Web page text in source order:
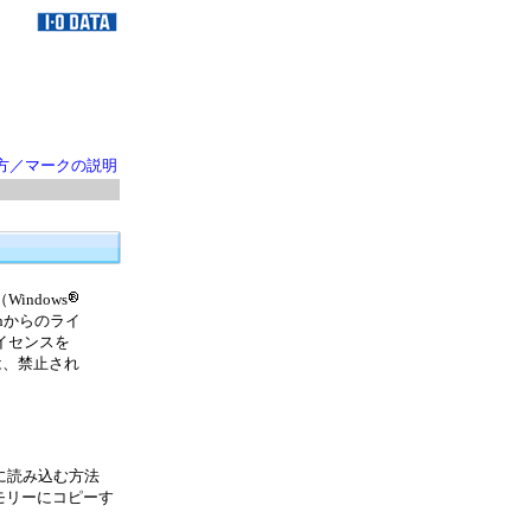
／マークの説明
Windows
らのライ
センスを
禁止され
読み込む方法
リーにコピーす